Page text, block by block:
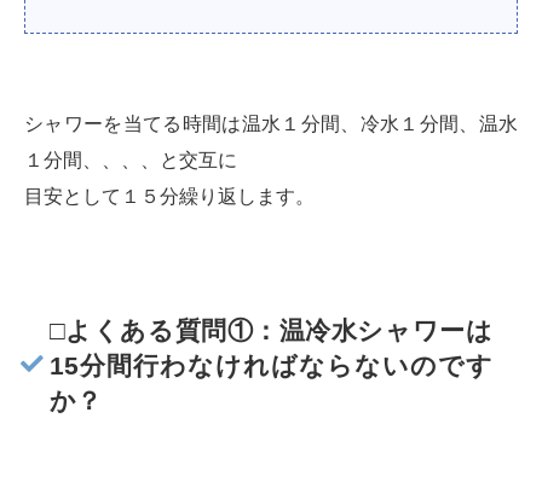
シャワーを当てる時間は温水１分間、冷水１分間、温水
１分間、、、、と交互に
目安として１５分繰り返します。
□よくある質問①：温冷水シャワーは
15分間行わなければならないのです
か？